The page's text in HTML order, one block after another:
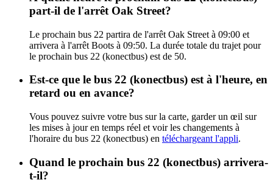
part-il de l'arrêt Oak Street?
Le prochain bus 22 partira de l'arrêt Oak Street à 09:00 et
arrivera à l'arrêt Boots à 09:50. La durée totale du trajet pour
le prochain bus 22 (konectbus) est de 50.
Est-ce que le bus 22 (konectbus) est à l'heure, en
retard ou en avance?
Vous pouvez suivre votre bus sur la carte, garder un œil sur
les mises à jour en temps réel et voir les changements à
l'horaire du bus 22 (konectbus) en téléchargeant l'appli.
Quand le prochain bus 22 (konectbus) arrivera-
t-il?